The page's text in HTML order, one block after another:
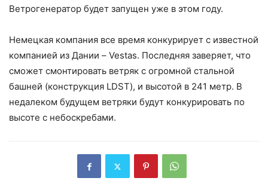
Ветрогенератор будет запущен уже в этом году.
Немецкая компания все время конкурирует с известной
компанией из Дании – Vestas. Последняя заверяет, что
сможет смонтировать ветряк с огромной стальной
башней (конструкция LDST), и высотой в 241 метр. В
недалеком будущем ветряки будут конкурировать по
высоте с небоскребами.